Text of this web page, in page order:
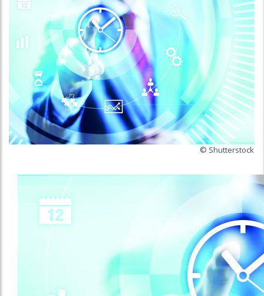
© Shutterstock